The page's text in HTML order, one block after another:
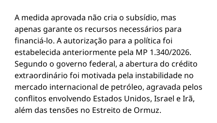
A medida aprovada não cria o subsídio, mas
apenas garante os recursos necessários para
financiá-lo. A autorização para a política foi
estabelecida anteriormente pela MP 1.340/2026.
Segundo o governo federal, a abertura do crédito
extraordinário foi motivada pela instabilidade no
mercado internacional de petróleo, agravada pelos
conflitos envolvendo Estados Unidos, Israel e Irã,
além das tensões no Estreito de Ormuz.